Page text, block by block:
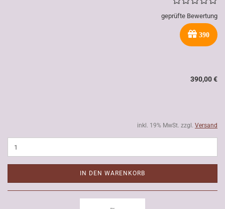
geprüfte Bewertung
390
390,00 €
inkl. 19% MwSt. zzgl. Versand
IN DEN WARENKORB